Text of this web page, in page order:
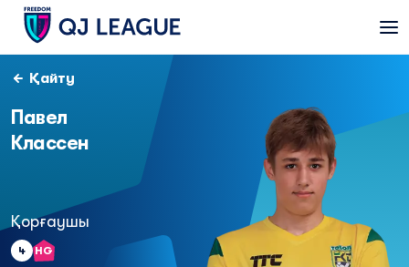
Қайту
Павел
Классен
Қорғаушы
4 HG